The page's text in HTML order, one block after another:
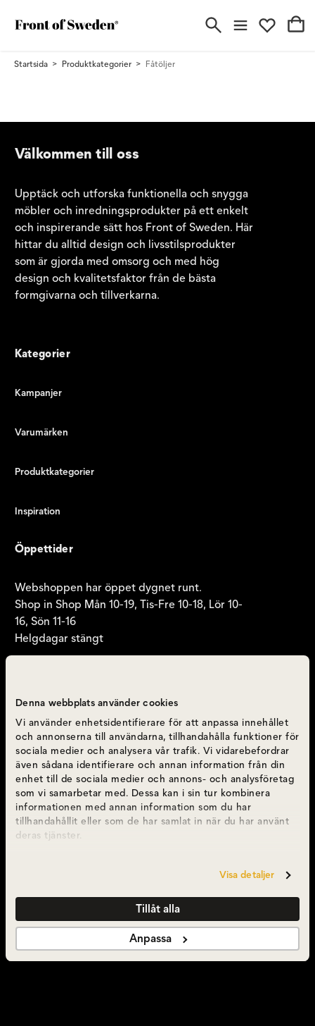
Denna webbplats använder cookies
Vi använder enhetsidentifierare för att anpassa innehållet
och annonserna till användarna, tillhandahålla funktioner för
sociala medier och analysera vår trafik. Vi vidarebefordrar
även sådana identifierare och annan information från din
enhet till de sociala medier och annons- och analysföretag
som vi samarbetar med. Dessa kan i sin tur kombinera
informationen med annan information som du har
tillhandahållit eller som de har samlat in när du har använt
deras tjänster.
Visa detaljer
Tillåt alla
Anpassa
Startsida Produktkategorier Fåtöljer
Välkommen till oss
Upptäck och utforska funktionella och snygga
möbler och inredningsprodukter på ett enkelt
och inspirerande sätt hos Front of Sweden. Här
hittar du alltid design och livsstilsprodukter
som är gjorda med omsorg och med hög
design och kvalitetsfaktor från de bästa
formgivarna och tillverkarna.
Kategorier
Kampanjer
Varumärken
Produktkategorier
Inspiration
Öppettider
Webshoppen har öppet dygnet runt.
Shop in Shop Mån 10-19, Tis-Fre 10-18, Lör 10-
16, Sön 11-16
Helgdagar stängt
Följ oss
Kundservice
Om Front of Sweden